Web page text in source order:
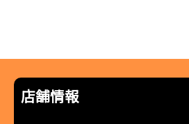
店舗情報